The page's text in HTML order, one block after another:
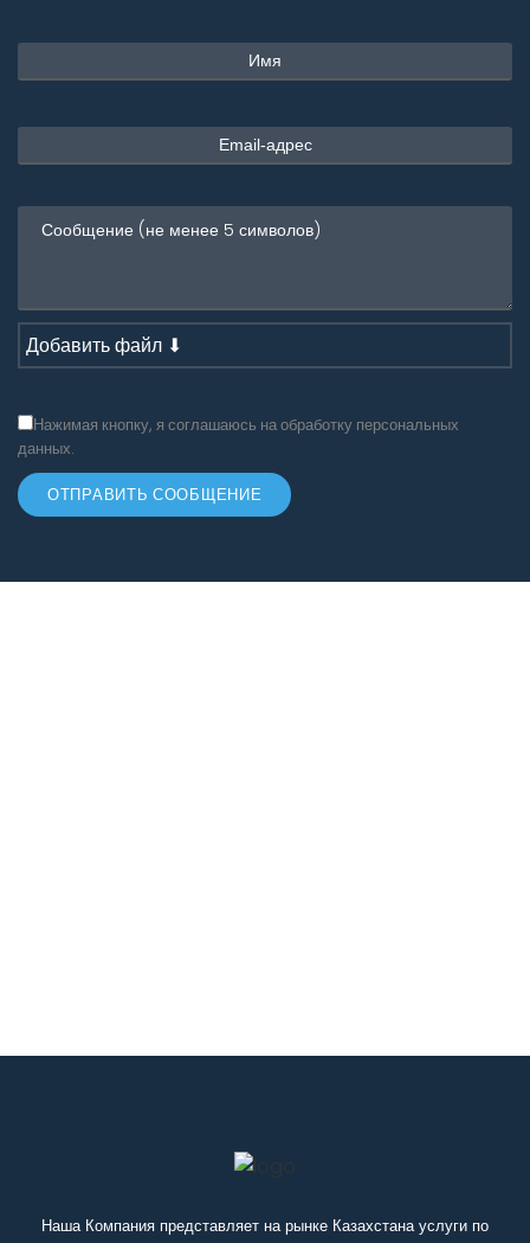
Добавить файл ⬇
Нажимая кнопку, я соглашаюсь на обработку персональных
данных.
ОТПРАВИТЬ СООБЩЕНИЕ
Наша Компания представляет на рынке Казахстана услуги по